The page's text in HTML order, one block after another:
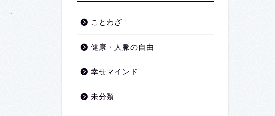
ことわざ
健康・人脈の自由
幸せマインド
未分類